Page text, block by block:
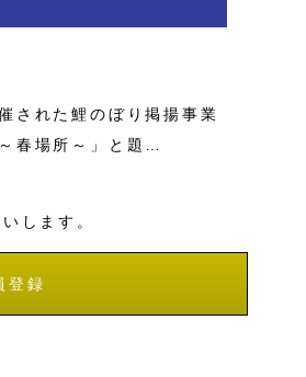
された鯉のぼり掲揚事業
春場所～」と題…
します。
登録